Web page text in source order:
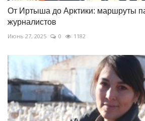
От Иртыша до Арктики: маршруты
журналистов
Июнь 27, 2025 0 1182